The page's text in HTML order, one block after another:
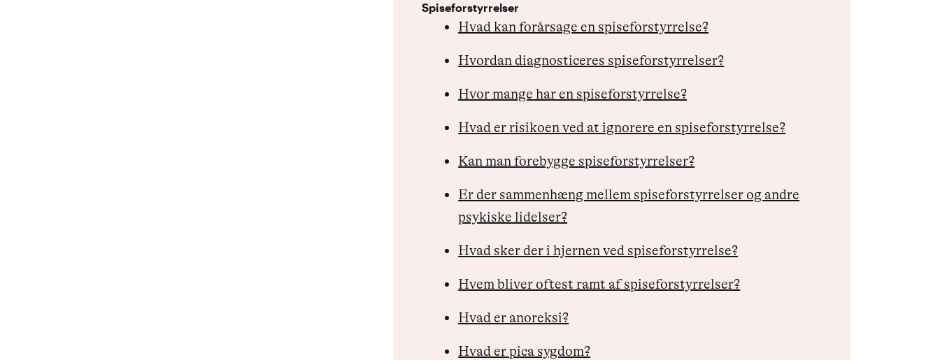
Spiseforstyrrelser
Hvad kan forårsage en spiseforstyrrelse?
Hvordan diagnosticeres spiseforstyrrelser?
Hvor mange har en spiseforstyrrelse?
Hvad er risikoen ved at ignorere en spiseforstyrrelse?
Kan man forebygge spiseforstyrrelser?
Er der sammenhæng mellem spiseforstyrrelser og andre
psykiske lidelser?
Hvad sker der i hjernen ved spiseforstyrrelse?
Hvem bliver oftest ramt af spiseforstyrrelser?
Hvad er anoreksi?
Hvad er pica sygdom?